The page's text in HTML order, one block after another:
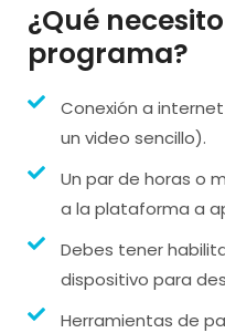
¿Qué
programa?
Conexión a
un video sencillo).
Un par de horas o
a la plataforma a
Debes tener
dispositivo para
Herramientas de